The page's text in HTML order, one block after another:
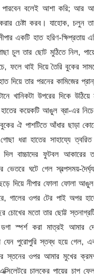
বলেই আশা করি; আর
চেষ্টা করব। যাহোক, চলুন
একটি হাত হরিণ-ক্ষিপ্রতায়
চুল তার ছোট মুঠিতে নিল,
ফলে থাই দিয়ে তৈরি বুকের
দিয়ে তার পরনের কামিজের
খানিকটা উপরের দিকে
হাতের কয়েকটি আঙুল ব্রা-এর
ঐ পাশটিতে আঁধার ছাড়া
ধরা হাতের সাহায্যে
দিল বাচ্চাদের ফুটবল
ভেতরে ঘটে গেল স্বল্পসময়-
দিয়ে নীপার ফোলা ফোলা
গালের ওপর টের পাই অপর
চোখের মতো তার ছোট্ট
স্পর্শ করা মাত্রই আমার
পুরোপুরি স্তব্ধ হয়ে গেল, এক
স্তনের ওপর আমার মুখের
চালকের পায়ের চাপ